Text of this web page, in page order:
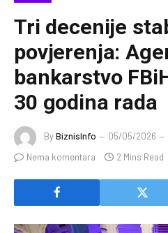
Tri decenije
povjerenja:
bankarstvo
30 godina rada
ByBiznisInfo 05/05/2026
Nema komentara
2 Mins Read